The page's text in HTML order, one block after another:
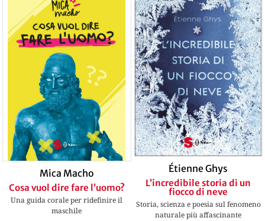
Mica Macho
Cosa vuol dire fare l’uomo?
Una guida corale per ridefinire il
maschile
Étienne Ghys
L’incredibile storia di un
fiocco di neve
Storia, scienza e poesia sul fenomeno
naturale più affascinante